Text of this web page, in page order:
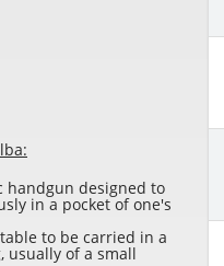
handgun designed to
in a pocket of one's
to be carried in a
usually of a small